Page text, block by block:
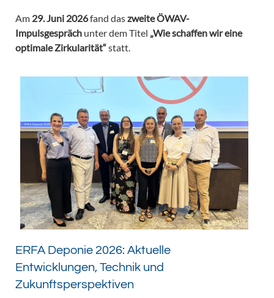
Am 29. Juni 2026fand daszweite ÖWAV-
Impulsgespräch unter dem Titel „Wie schaffen wir eine
optimale Zirkularität“statt.
ERFA Deponie 2026: Aktuelle
Entwicklungen, Technik und
Zukunftsperspektiven